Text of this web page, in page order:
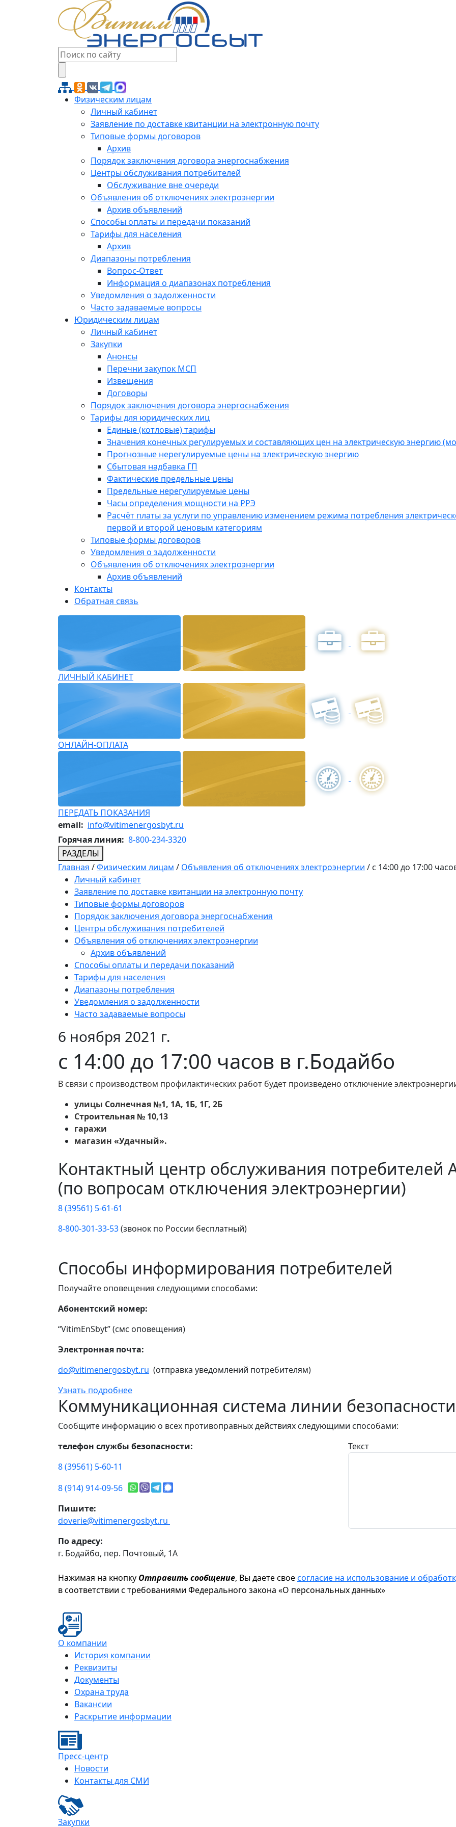
Физическим лицам
Личный кабинет
Заявление по доставке квитанции на электронную почту
Типовые формы договоров
Архив
Порядок заключения договора энергоснабжения
Центры обслуживания потребителей
Обслуживание вне очереди
Объявления об отключениях электроэнергии
Архив объявлений
Способы оплаты и передачи показаний
Тарифы для населения
Архив
Диапазоны потребления
Вопрос-Ответ
Информация о диапазонах потребления
Уведомления о задолженности
Часто задаваемые вопросы
Юридическим лицам
Личный кабинет
Закупки
Анонсы
Перечни закупок МСП
Извещения
Договоры
Порядок заключения договора энергоснабжения
Тарифы для юридических лиц
Единые (котловые) тарифы
Значения конечных регулируемых и составляющих цен на электрическую энергию
Прогнозные нерегулируемые цены на электрическую энергию
Сбытовая надбавка ГП
Фактические предельные цены
Предельные нерегулируемые цены
Часы определения мощности на РРЭ
Расчёт платы за услуги по управлению изменением режима потребления
первой и второй ценовым категориям
Типовые формы договоров
Уведомления о задолженности
Объявления об отключениях электроэнергии
Архив объявлений
Контакты
Обратная связь
ЛИЧНЫЙ КАБИНЕТ
ОНЛАЙН-ОПЛАТА
ПЕРЕДАТЬ ПОКАЗАНИЯ
email: info@vitimenergosbyt.ru
Горячая линия: 8-800-234-3320
РАЗДЕЛЫ
Главная /Физическим лицам / Объявления об отключениях электроэнергии / c 14:00 до 17:00
Личный кабинет
Заявление по доставке квитанции на электронную почту
Типовые формы договоров
Порядок заключения договора энергоснабжения
Центры обслуживания потребителей
Объявления об отключениях электроэнергии
Архив объявлений
Способы оплаты и передачи показаний
Тарифы для населения
Диапазоны потребления
Уведомления о задолженности
Часто задаваемые вопросы
6 ноября 2021 г.
c 14:00 до 17:00 часов в г.Бодайбо
В связи с производством профилактических работ будет произведено отключение
улицы Солнечная №1, 1А, 1Б, 1Г, 2Б
Строительная № 10,13
гаражи
магазин «Удачный».
Контактный центр обслуживания потребителей
(по вопросам отключения электроэнергии)
8 (39561) 5-61-61
8-800-301-33-53(звонок по России бесплатный)
Способы информирования потребителей
Получайте оповещения следующими способами:
Абонентский номер:
“VitimEnSbyt” (смс оповещения)
Электронная почта:
do@vitimenergosbyt.ru (отправка уведомлений потребителям)
Узнать подробнее
Коммуникационная система линии безопасности
Сообщите информацию о всех противоправных действиях следующими способами:
телефон службы безопасности:
8 (39561) 5-60-11
8 (914) 914-09-56
Пишите:
doverie@vitimenergosbyt.ru
По адресу:
г. Бодайбо, пер. Почтовый, 1А
Текст
Нажимая на кнопку Отправить сообщение, Вы даете своесогласие на использование и
в соответствии с требованиями Федерального закона «О персональных данных»
О компании
История компании
Реквизиты
Документы
Охрана труда
Вакансии
Раскрытие информации
Пресс-центр
Новости
Контакты для СМИ
Закупки